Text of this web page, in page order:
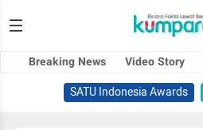
Breaking News Video Story
SATU Indonesia Awards